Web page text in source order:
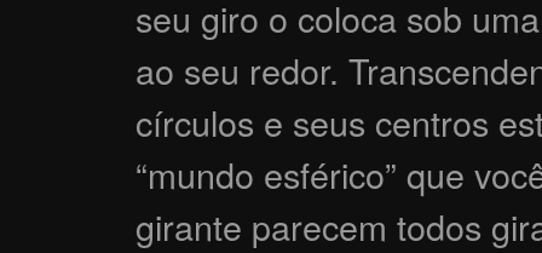
seu giro o coloca sob
ao seu redor.
círculos e seus centros
“mundo esférico” que
girante parecem todos